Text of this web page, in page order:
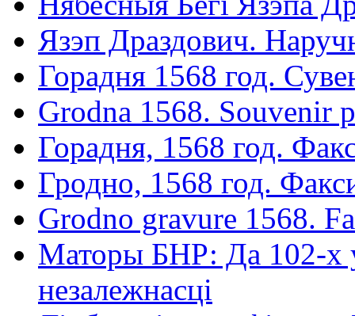
Язэп Драздович.
Горадня 1568 год.
Grodna 1568. Souvenir
Горадня, 1568 год.
Гродно, 1568 год.
Grodno gravure 1568.
Маторы БНР: Да 102-х
незалежнасці